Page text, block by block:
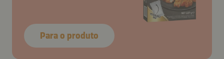
Para o produto